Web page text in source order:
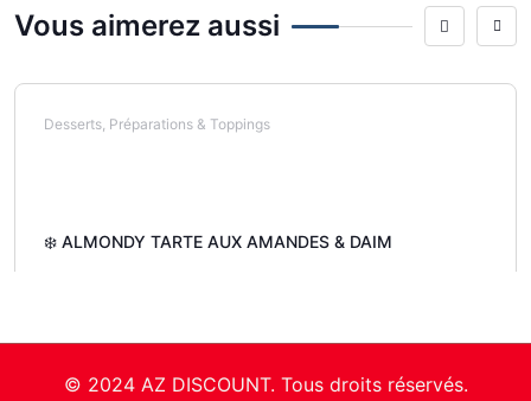
Vous aimerez aussi
Desserts, Préparations & Toppings
❄️ ALMONDY TARTE AUX AMANDES & DAIM
© 2024 AZ DISCOUNT. Tous droits réservés.